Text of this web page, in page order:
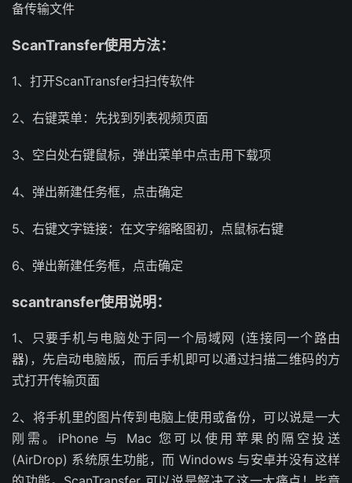
备传输文件
ScanTransfer使用方法：
1、打开ScanTransfer扫扫传软件
2、右键菜单：先找到列表视频页面
3、空白处右键鼠标，弹出菜单中点击用下载项
4、弹出新建任务框，点击确定
5、右键文字链接：在文字缩略图初，点鼠标右键
6、弹出新建任务框，点击确定
scantransfer使用说明：
1、只要手机与电脑处于同一个局域网 (连接同一个路由
器)，先启动电脑版，而后手机即可以通过扫描二维码的方
式打开传输页面
2、将手机里的图片传到电脑上使用或备份，可以说是一大
刚需。iPhone 与 Mac 您可以使用苹果的隔空投送
(AirDrop) 系统原生功能，而 Windows 与安卓并没有这样